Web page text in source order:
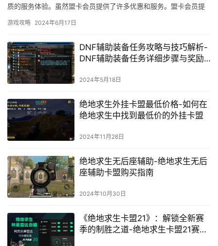
质的服务体验。虽然盟卡会员提供了许多优惠和服务。盟卡会员提
游戏攻略 2024年6月17日
DNF辅助装备任务攻略与技巧解析-
DNF辅助装备任务详细步骤与奖励
2024年5月18日
绝地求生外挂卡盟最低价格-如何在
绝地求生中找到最低价的外挂卡盟
2024年11月28日
绝地求生无后座辅助-绝地求生无后
座辅助卡盟购买指南
2024年10月30日
《绝地求生卡盟21》：解锁全新赛
季的制胜之道-绝地求生卡盟21赛季